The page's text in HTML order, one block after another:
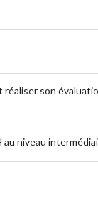
son
niveau